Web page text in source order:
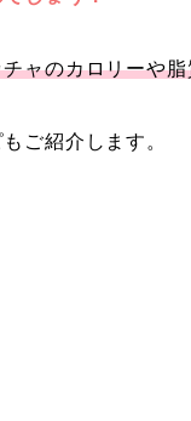
ャのカロリーや
ご紹介します。